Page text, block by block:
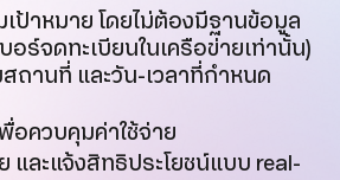
ป้าหมาย โดยไม่ต้องมีฐานข้อมูล
บอร์จดทะเบียนในเครือข่ายเท่านั้น)
ถานที่ และวัน-เวลาที่กำหนด
อควบคุมค่าใช้จ่าย
และแจ้งสิทธิประโยชน์แบบ real-